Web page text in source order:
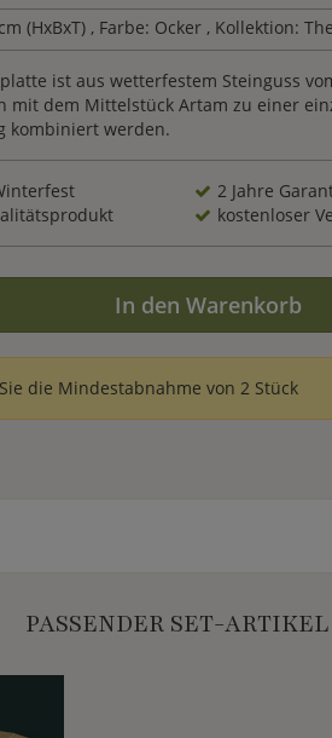
(HxBxT) , Farbe: Ocker , Kollektion:
ist aus wetterfestem Steinguss
mit dem Mittelstück Artam zu einer
kombiniert werden.
2 Jahre
kostenloser
In den Warenkorb
die Mindestabnahme von 2 Stück
PASSENDER SET-ARTIKEL